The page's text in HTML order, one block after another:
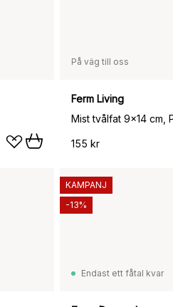
På väg till oss
Ferm Living
Mist tvålfat 9x14 cm,
155 kr
Endast ett fåtal kvar
KAMPANJ
-13%